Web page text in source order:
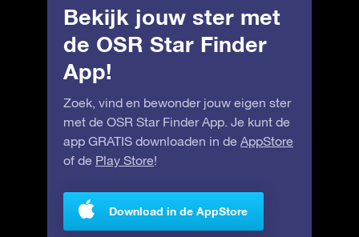
Bekijk jouw ster met
de OSR Star Finder
App!
Zoek, vind en bewonder jouw eigen ster
met de OSR Star Finder App. Je kunt de
app GRATIS downloaden in de AppStore
of de Play Store!
Download in de AppStore